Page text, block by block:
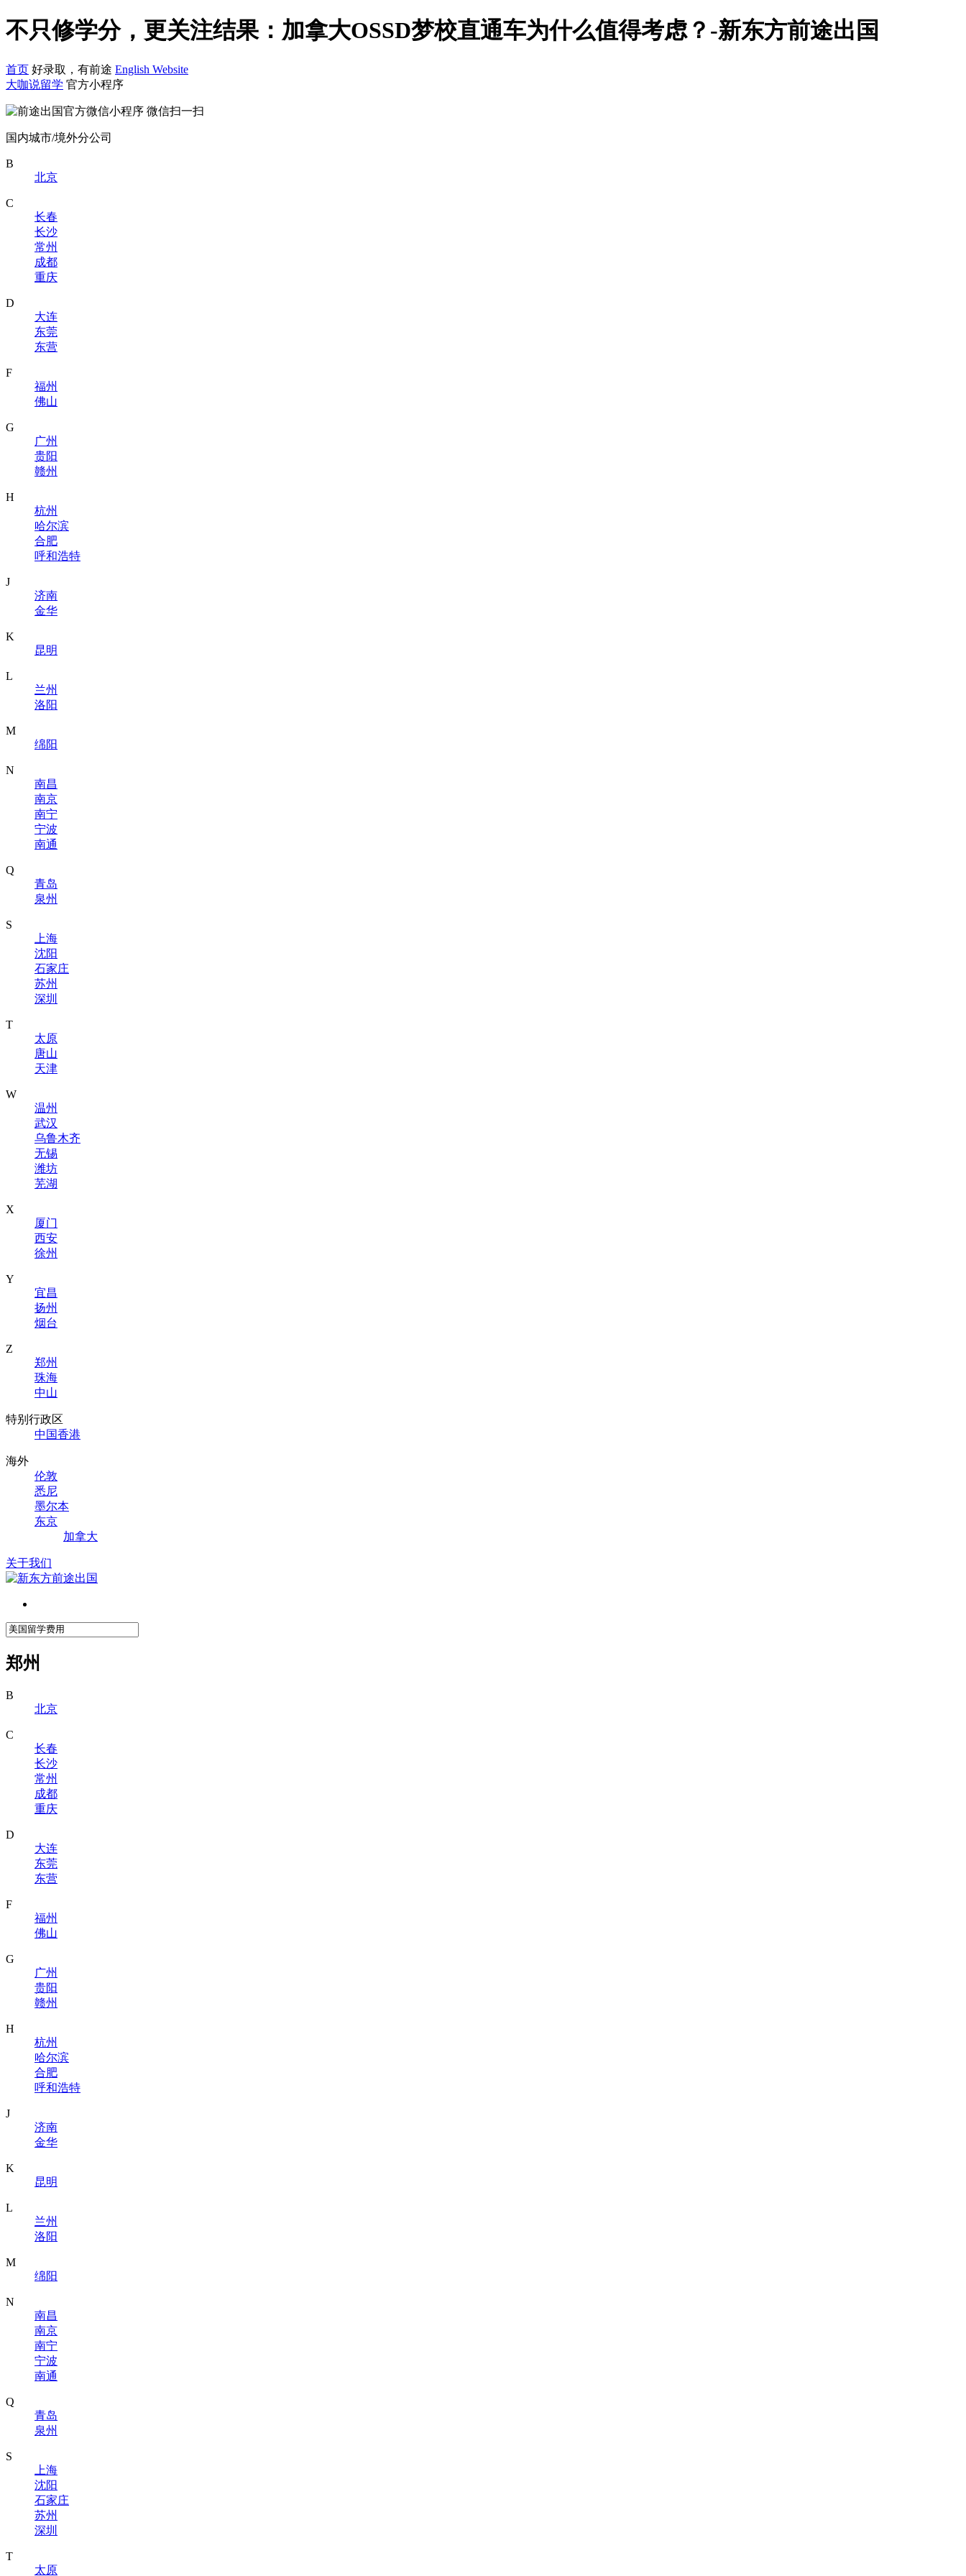
不只修学分，更关注结果：加拿大OSSD梦校直通车为什么值得考虑？-新东方前途出国
首页 好录取，有前途 English Website
大咖说留学 官方小程序
微信扫一扫
国内城市/境外分公司
B
北京
C
长春
长沙
常州
成都
重庆
D
大连
东莞
东营
F
福州
佛山
G
广州
贵阳
赣州
H
杭州
哈尔滨
合肥
呼和浩特
J
济南
金华
K
昆明
L
兰州
洛阳
M
绵阳
N
南昌
南京
南宁
宁波
南通
Q
青岛
泉州
S
上海
沈阳
石家庄
苏州
深圳
T
太原
唐山
天津
W
温州
武汉
乌鲁木齐
无锡
潍坊
芜湖
X
厦门
西安
徐州
Y
宜昌
扬州
烟台
Z
郑州
珠海
中山
特别行政区
中国香港
海外
伦敦
悉尼
墨尔本
东京
加拿大
关于我们
郑州
B
北京
C
长春
长沙
常州
成都
重庆
D
大连
东莞
东营
F
福州
佛山
G
广州
贵阳
赣州
H
杭州
哈尔滨
合肥
呼和浩特
J
济南
金华
K
昆明
L
兰州
洛阳
M
绵阳
N
南昌
南京
南宁
宁波
南通
Q
青岛
泉州
S
上海
沈阳
石家庄
苏州
深圳
T
太原